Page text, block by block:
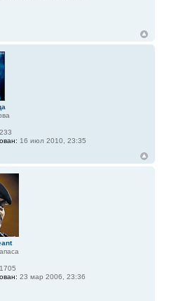
233
16 июл 2010, 23:35
1705
23 мар 2006, 23:36